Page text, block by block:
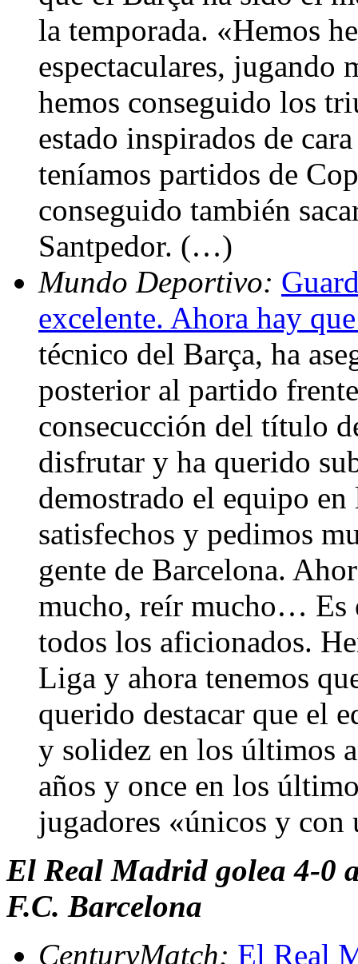
la temporada. «Hemos
espectaculares, jugando
hemos conseguido los
estado inspirados de
teníamos partidos de
conseguido también
Santpedor. (…)
Mundo Deportivo:
excelente. Ahora hay
técnico del Barça, ha
posterior al partido
consecucción del título
disfrutar y ha querido
demostrado el equipo
satisfechos y pedimos
gente de Barcelona.
mucho, reír mucho… Es
todos los aficionados.
Liga y ahora tenemos
querido destacar que el
y solidez en los últimos
años y once en los
jugadores «únicos y
El Real Madrid golea 4-0
F.C. Barcelona
CenturyMatch: El Real